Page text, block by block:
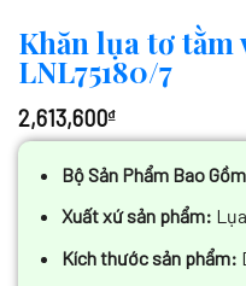
Khăn lụa tơ tằm
LNL75180/7
2,613,600₫
Bộ Sản Phẩm Bao
Xuất xứ sản phẩm:
Kích thước sản phẩm: